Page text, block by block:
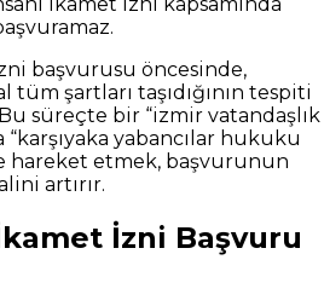
başvurusu öncesinde,
şartları taşıdığının tespiti
süreçte bir “izmir vatandaşlık
yabancılar hukuku
hareket etmek, başvurunun
artırır.
İzni Başvuru